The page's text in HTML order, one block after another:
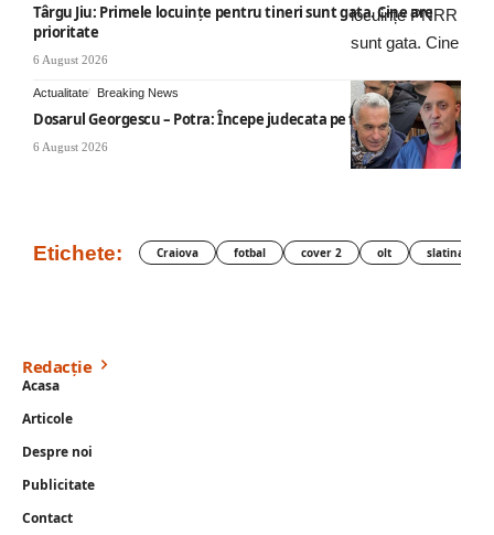
Târgu Jiu: Primele locuințe pentru tineri sunt gata. Cine are
prioritate
6 August 2026
Actualitate Breaking News
Dosarul Georgescu – Potra: Începe judecata pe fond
6 August 2026
Etichete: Craiova fotbal cover 2 olt slatina
Redacție
Acasa
Articole
Despre noi
Publicitate
Contact